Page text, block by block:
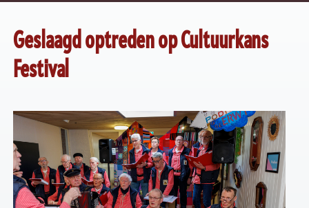
Geslaagd optreden op Cultuurkans
Festival